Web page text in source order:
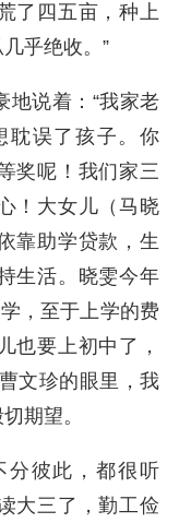
了四五亩，种上
乎绝收。”
地说着：“我家老
耽误了孩子。你
奖呢！我们家三
！大女儿（马晓
靠助学贷款，生
生活。晓雯今年
，至于上学的费
也要上初中了，
文珍的眼里，我
期望。
分彼此，都很听
大三了，勤工俭